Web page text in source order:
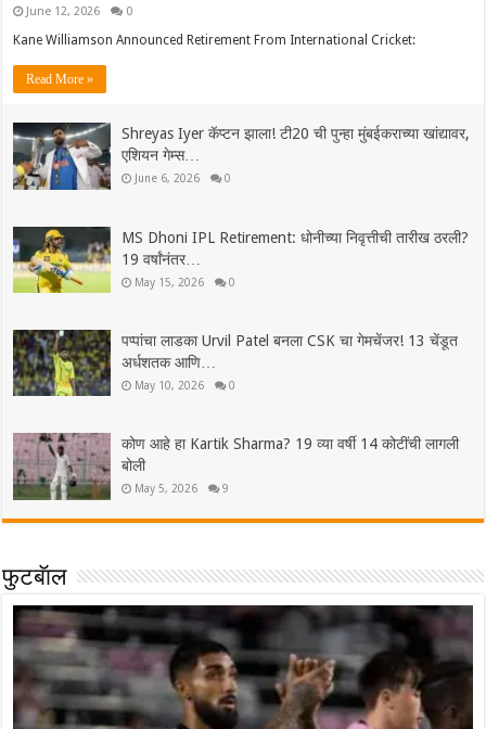
June 12, 2026 0
Kane Williamson Announced Retirement From International Cricket:
Read More »
Shreyas Iyer कॅप्टन झाला! टी20 ची पुन्हा मुंबईकराच्या खांद्यावर,
एशियन गेम्स…
June 6, 2026 0
MS Dhoni IPL Retirement: धोनीच्या निवृत्तीची तारीख ठरली?
19 वर्षांनंतर…
May 15, 2026 0
पप्पांचा लाडका Urvil Patel बनला CSK चा गेमचेंजर! 13 चेंडूत
अर्धशतक आणि…
May 10, 2026 0
कोण आहे हा Kartik Sharma? 19 व्या वर्षी 14 कोटींची लागली
बोली
May 5, 2026 9
फुटबॅाल